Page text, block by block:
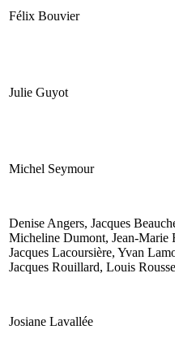
Félix Bouvier
Julie Guyot
Michel Seymour
Denise Angers, Jacques
Micheline Dumont, Jean-Marie
Jacques Lacoursière, Yvan
Jacques Rouillard, Louis
Josiane Lavallée